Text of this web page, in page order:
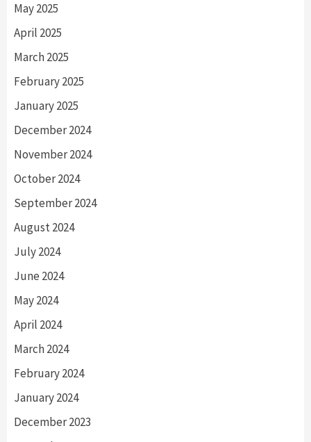
May 2025
April 2025
March 2025
February 2025
January 2025
December 2024
November 2024
October 2024
September 2024
August 2024
July 2024
June 2024
May 2024
April 2024
March 2024
February 2024
January 2024
December 2023